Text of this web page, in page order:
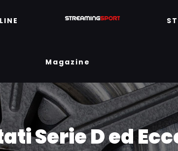
Magazine
Serie D ed